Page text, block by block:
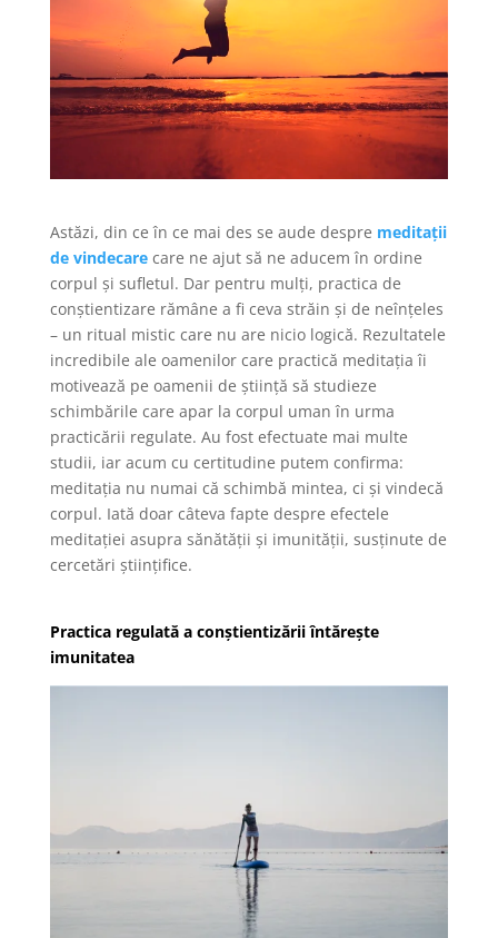
Astăzi, din ce în ce mai des se aude despre meditații
de vindecarecare ne ajut să ne aducem în ordine
corpul și sufletul. Dar pentru mulți, practica de
conștientizare rămâne a fi ceva străin și de neînțeles
– un ritual mistic care nu are nicio logică. Rezultatele
incredibile ale oamenilor care practică meditația îi
motivează pe oamenii de știință să studieze
schimbările care apar la corpul uman în urma
practicării regulate. Au fost efectuate mai multe
studii, iar acum cu certitudine putem confirma:
meditația nu numai că schimbă mintea, ci și vindecă
corpul. Iată doar câteva fapte despre efectele
meditației asupra sănătății și imunității, susținute de
cercetări științifice.
Practica regulată a conștientizării întărește
imunitatea